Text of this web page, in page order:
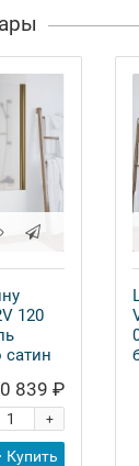
120
сатин
839 ₽
+
Купить